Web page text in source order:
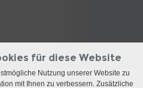
für diese Website
Nutzung unserer Website zu
mit Ihnen zu verbessern. Zusätzliche